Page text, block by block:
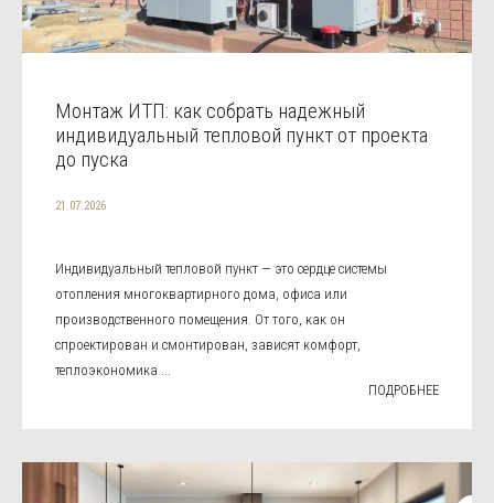
Монтаж ИТП: как собрать надежный
индивидуальный тепловой пункт от проекта
до пуска
21.07.2026
Индивидуальный тепловой пункт — это сердце системы
отопления многоквартирного дома, офиса или
производственного помещения. От того, как он
спроектирован и смонтирован, зависят комфорт,
теплоэкономика ...
ПОДРОБНЕЕ